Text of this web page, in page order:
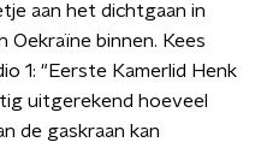
aan het dichtgaan in
binnen. Kees
1: "Eerste Kamerlid Henk
uitgerekend hoeveel
de gaskraan kan